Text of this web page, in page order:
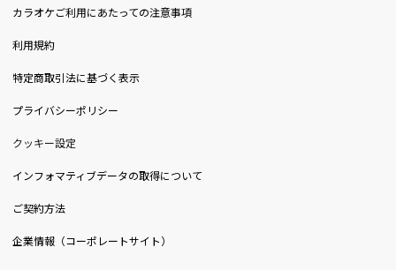
カラオケご利用にあたっての注意事項
利用規約
特定商取引法に基づく表示
プライバシーポリシー
クッキー設定
インフォマティブデータの取得について
ご契約方法
企業情報（コーポレートサイト）